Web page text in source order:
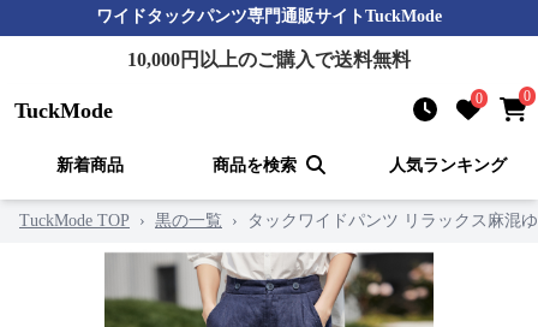
ワイドタックパンツ専門通販サイトTuckMode
10,000円以上のご購入で送料無料
TuckMode 0 0
新着商品 商品を検索 人気ランキング
TuckMode TOP › 黒の一覧 › タックワイドパンツ リラックス麻混